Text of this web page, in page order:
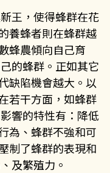
王，使得蜂群在花
養蜂者則在蜂群越
蜂農傾向自己育
的蜂群。正如其它
缺陷機會越大。以
若干方面，如蜂群
響的特性有：降低
為、蜂群不強和可
制了蜂群的表現和
及繁殖力。